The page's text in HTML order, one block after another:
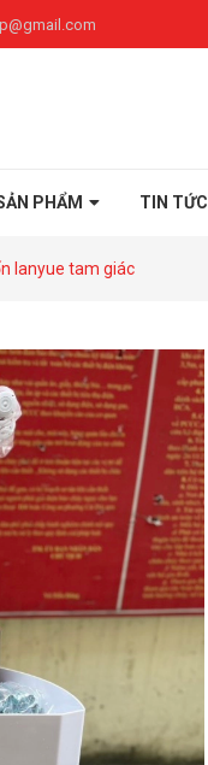
PHẨM TIN TỨC
lanyue tam giác